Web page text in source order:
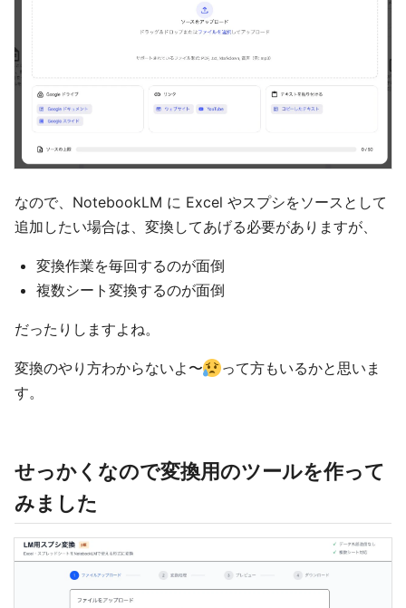
なので、NotebookLM に Excel やスプシをソースとして
追加したい場合は、変換してあげる必要がありますが、
変換作業を毎回するのが面倒
複数シート変換するのが面倒
だったりしますよね。
変換のやり方わからないよ〜
って方もいるかと思いま
す。
せっかくなので変換用のツールを作って
みました